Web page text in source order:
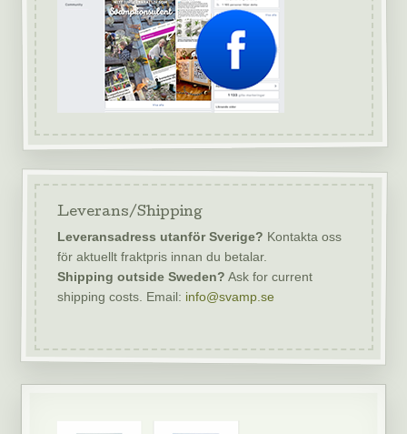
Leverans/Shipping
Leveransadress utanför Sverige? Kontakta oss
för aktuellt fraktpris innan du betalar.
Shipping outside Sweden? Ask for current
shipping costs. Email: info@svamp.se